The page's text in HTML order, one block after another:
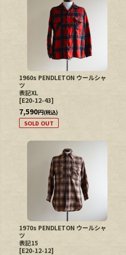
1960s PENDLETON ウールシャ
ツ
表記XL
[E20-12-43]
7,590円(税込)
SOLD OUT
1970s PENDLETON ウールシャ
ツ
表記15
[E20-12-12]